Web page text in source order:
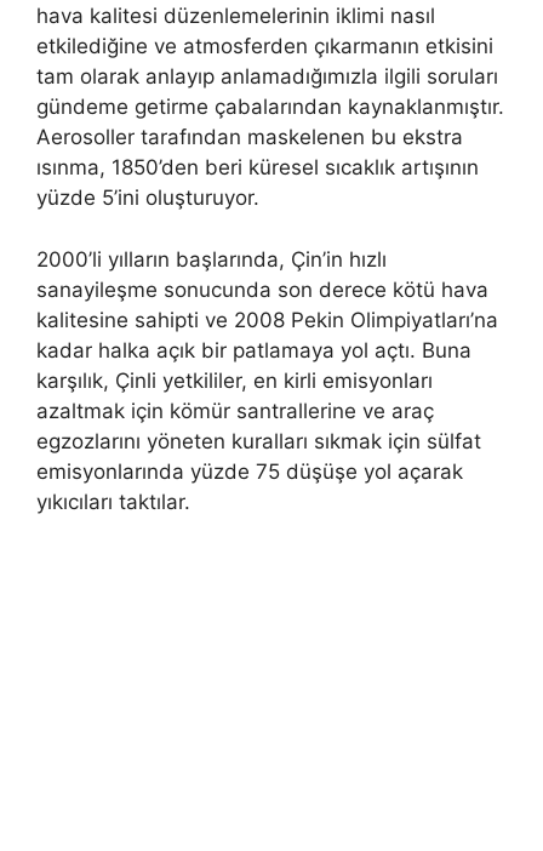
hava kalitesi düzenlemelerinin iklimi nasıl
etkilediğine ve atmosferden çıkarmanın etkisini
tam olarak anlayıp anlamadığımızla ilgili soruları
gündeme getirme çabalarından kaynaklanmıştır.
Aerosoller tarafından maskelenen bu ekstra
ısınma, 1850’den beri küresel sıcaklık artışının
yüzde 5’ini oluşturuyor.
2000’li yılların başlarında, Çin’in hızlı
sanayileşme sonucunda son derece kötü hava
kalitesine sahipti ve 2008 Pekin Olimpiyatları’na
kadar halka açık bir patlamaya yol açtı. Buna
karşılık, Çinli yetkililer, en kirli emisyonları
azaltmak için kömür santrallerine ve araç
egzozlarını yöneten kuralları sıkmak için sülfat
emisyonlarında yüzde 75 düşüşe yol açarak
yıkıcıları taktılar.